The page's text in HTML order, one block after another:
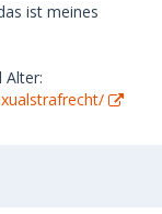
ist meines
Alter: